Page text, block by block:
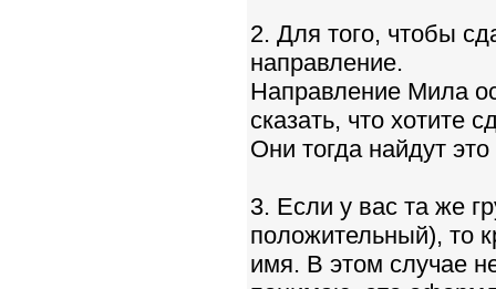
2. Для того, чтобы
направление.
Направление Мила
сказать, что хотите
Они тогда найдут
3. Если у вас та же
положительный), то
имя. В этом случае